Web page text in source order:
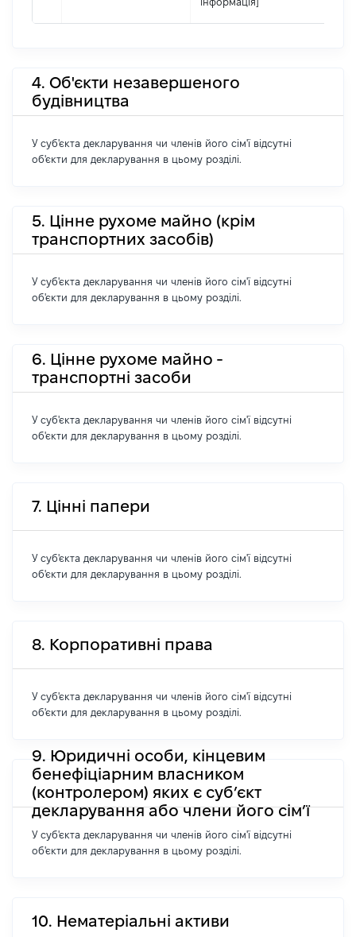
4. Об'єкти незавершеного
будівництва
У суб'єкта декларування чи членів його сім'ї відсутні
об'єкти для декларування в цьому розділі.
5. Цінне рухоме майно (крім
транспортних засобів)
У суб'єкта декларування чи членів його сім'ї відсутні
об'єкти для декларування в цьому розділі.
6. Цінне рухоме майно -
транспортні засоби
У суб'єкта декларування чи членів його сім'ї відсутні
об'єкти для декларування в цьому розділі.
7. Цінні папери
У суб'єкта декларування чи членів його сім'ї відсутні
об'єкти для декларування в цьому розділі.
8. Корпоративні права
У суб'єкта декларування чи членів його сім'ї відсутні
об'єкти для декларування в цьому розділі.
9. Юридичні особи, кінцевим
бенефіціарним власником
(контролером) яких є суб’єкт
декларування або члени його сім’ї
У суб'єкта декларування чи членів його сім'ї відсутні
об'єкти для декларування в цьому розділі.
10. Нематеріальні активи